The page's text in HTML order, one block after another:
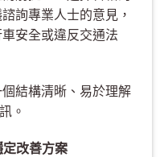
詢專業人士的意見，
安全或違反交通法
結構清晰、易於理解
。
改善方案